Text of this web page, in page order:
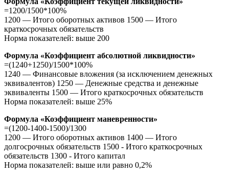
=1200/1500*100%
1200 — Итого оборотных активов 1500 — Итого
краткосрочных обязательств
Норма показателей: выше 200
Формула «Коэффициент абсолютной ликвидности»
=(1240+1250)/1500*100%
1240 — Финансовые вложения (за исключением денежных
эквивалентов) 1250 — Денежные средства и денежные
эквиваленты 1500 — Итого краткосрочных обязательств
Норма показателей: выше 25%
Формула «Коэффициент маневренности»
=(1200-1400-1500)/1300
1200 — Итого оборотных активов 1400 — Итого
долгосрочных обязательств 1500 - Итого краткосрочных
обязательств 1300 - Итого капитал
Норма показателей: выше или равно 0,2%